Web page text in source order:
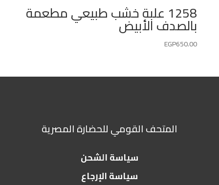
1258 علبة خشب طبيعي مطعمة
بالصدف الأبيض
EGP650.00
المتحف القومي للحضارة المصرية
سياسة الشحن
سياسة الإرجاع